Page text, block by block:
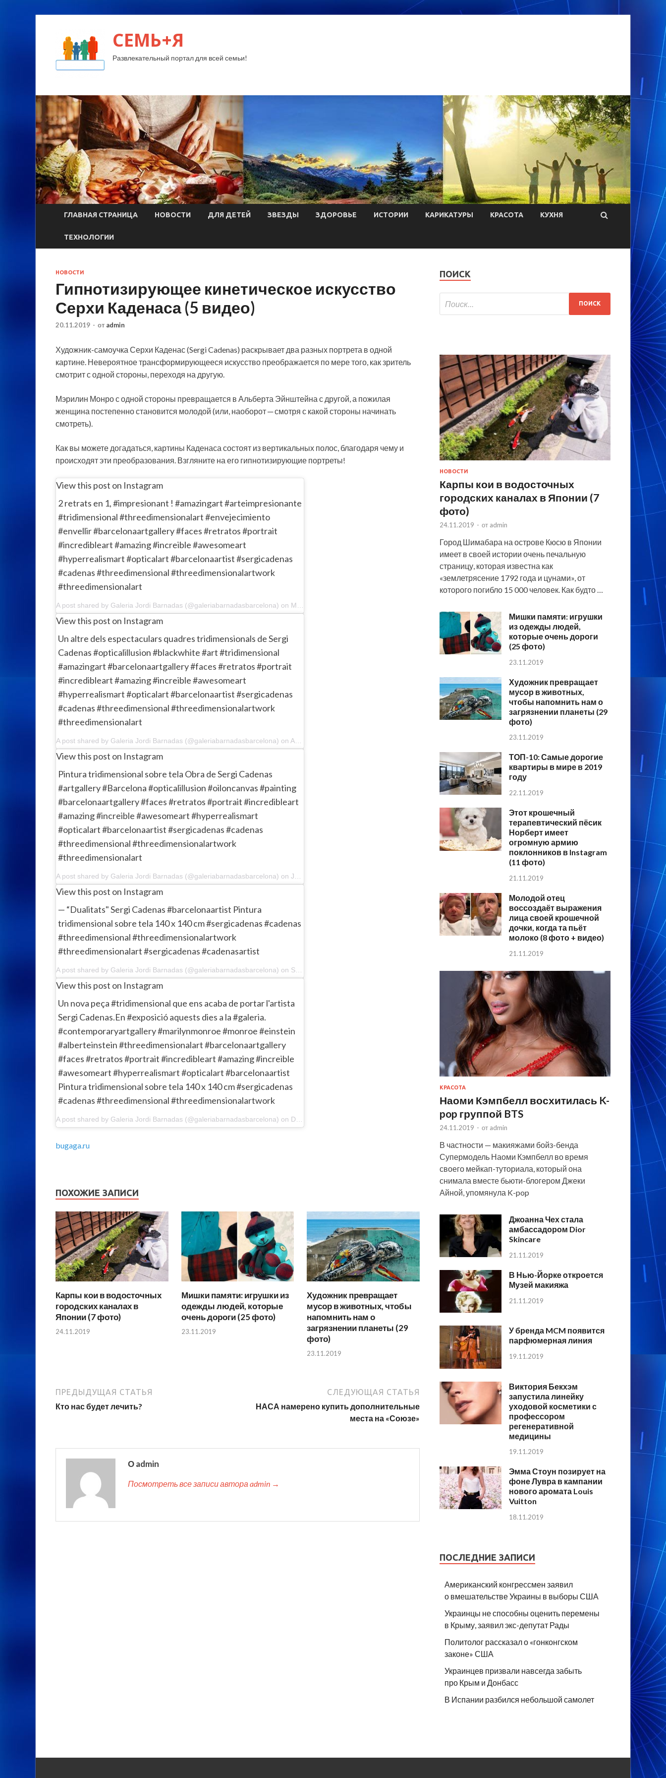
СЕМЬ+Я
Развлекательный портал для всей семьи!
ГЛАВНАЯ СТРАНИЦА НОВОСТИ ДЛЯ ДЕТЕЙ ЗВЕЗДЫ ЗДОРОВЬЕ ИСТОРИИ КАРИКАТУРЫ КРАСОТА КУХНЯ
ТЕХНОЛОГИИ
НОВОСТИ
Гипнотизирующее кинетическое искусство
Серхи Каденаса (5 видео)
20.11.2019 - от admin
Художник-самоучка Серхи Каденас (Sergi Cadenas) раскрывает два разных портрета в одной
картине. Невероятное трансформирующееся искусство преображается по мере того, как зритель
смотрит с одной стороны, переходя на другую.
Мэрилин Монро с одной стороны превращается в Альберта Эйнштейна с другой, а пожилая
женщина постепенно становится молодой (или, наоборот ─ смотря с какой стороны начинать
смотреть).
Как вы можете догадаться, картины Каденаса состоят из вертикальных полос, благодаря чему и
происходят эти преобразования. Взгляните на его гипнотизирующие портреты!
View this post on Instagram
2 retrats en 1, #impresionant ! #amazingart #arteimpresionante
#tridimensional #threedimensionalart #envejecimiento
#envellir #barcelonaartgallery #faces #retratos #portrait
#incredibleart #amazing #increible #awesomeart
#hyperrealismart #opticalart #barcelonaartist #sergicadenas
#cadenas #threedimensional #threedimensionalartwork
#threedimensionalart
View this post on Instagram
Un altre dels espectaculars quadres tridimensionals de Sergi
Cadenas #opticalillusion #blackwhite #art #tridimensional
#amazingart #barcelonaartgallery #faces #retratos #portrait
#incredibleart #amazing #increible #awesomeart
#hyperrealismart #opticalart #barcelonaartist #sergicadenas
#cadenas #threedimensional #threedimensionalartwork
#threedimensionalart
View this post on Instagram
Pintura tridimensional sobre tela Obra de Sergi Cadenas
#artgallery #Barcelona #opticalillusion #oiloncanvas #painting
#barcelonaartgallery #faces #retratos #portrait #incredibleart
#amazing #increible #awesomeart #hyperrealismart
#opticalart #barcelonaartist #sergicadenas #cadenas
#threedimensional #threedimensionalartwork
#threedimensionalart
View this post on Instagram
— “Dualitats" Sergi Cadenas #barcelonaartist Pintura
tridimensional sobre tela 140 x 140 cm #sergicadenas #cadenas
#threedimensional #threedimensionalartwork
#threedimensionalart #sergicadenas #cadenasartist
View this post on Instagram
Un nova peça #tridimensional que ens acaba de portar l'artista
Sergi Cadenas.En #exposició aquests dies a la #galeria.
#contemporaryartgallery #marilynmonroe #monroe #einstein
#alberteinstein #threedimensionalart #barcelonaartgallery
#faces #retratos #portrait #incredibleart #amazing #increible
#awesomeart #hyperrealismart #opticalart #barcelonaartist
Pintura tridimensional sobre tela 140 x 140 cm #sergicadenas
#cadenas #threedimensional #threedimensionalartwork
bugaga.ru
ПОХОЖИЕ ЗАПИСИ
Карпы кои в водосточных
городских каналах в
Японии (7 фото)
24.11.2019
Мишки памяти: игрушки из
одежды людей, которые
очень дороги (25 фото)
23.11.2019
Художник превращает
мусор в животных, чтобы
напомнить нам о
загрязнении планеты (29
фото)
23.11.2019
ПРЕДЫДУЩАЯ СТАТЬЯ
Кто нас будет лечить?
СЛЕДУЮЩАЯ СТАТЬЯ
НАСА намерено купить дополнительные
места на «Союзе»
О admin
Посмотреть все записи автора admin →
ПОИСК
НОВОСТИ
Карпы кои в водосточных
городских каналах в Японии (7
фото)
24.11.2019 - от admin
Город Шимабара на острове Кюсю в Японии
имеет в своей истории очень печальную
страницу, которая известна как
«землетрясение 1792 года и цунами», от
которого погибло 15 000 человек. Как будто …
Мишки памяти: игрушки
из одежды людей,
которые очень дороги
(25 фото)
23.11.2019
Художник превращает
мусор в животных,
чтобы напомнить нам о
загрязнении планеты (29
фото)
23.11.2019
ТОП-10: Самые дорогие
квартиры в мире в 2019
году
22.11.2019
Этот крошечный
терапевтический пёсик
Норберт имеет
огромную армию
поклонников в Instagram
(11 фото)
21.11.2019
Молодой отец
воссоздаёт выражения
лица своей крошечной
дочки, когда та пьёт
молоко (8 фото + видео)
21.11.2019
КРАСОТА
Наоми Кэмпбелл восхитилась K-
pop группой BTS
24.11.2019 - от admin
В частности — макияжами бойз-бенда
Супермодель Наоми Кэмпбелл во время
своего мейкап-туториала, который она
снимала вместе бьюти-блогером Джеки
Айной, упомянула K-pop
Джоанна Чех стала
амбассадором Dior
Skincare
21.11.2019
В Нью-Йорке откроется
Музей макияжа
21.11.2019
У бренда MCM появится
парфюмерная линия
19.11.2019
Виктория Бекхэм
запустила линейку
уходовой косметики с
профессором
регенеративной
медицины
19.11.2019
Эмма Стоун позирует на
фоне Лувра в кампании
нового аромата Louis
Vuitton
18.11.2019
ПОСЛЕДНИЕ ЗАПИСИ
Американский конгрессмен заявил
о вмешательстве Украины в выборы США
Украинцы не способны оценить перемены
в Крыму, заявил экс-депутат Рады
Политолог рассказал о «гонконгском
законе» США
Украинцев призвали навсегда забыть
про Крым и Донбасс
В Испании разбился небольшой самолет